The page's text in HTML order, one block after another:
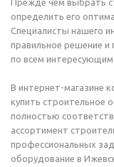
Прежде чем выбрать
определить его
Специалисты нашего
правильное решение
по всем интересующим
В интернет-магазине
купить строительное
полностью
ассортимент
профессиональных
оборудование в